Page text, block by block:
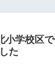
小学校区
た